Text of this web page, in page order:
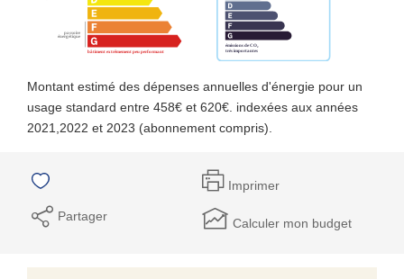
Montant estimé des dépenses annuelles d'énergie pour un
usage standard entre 458€ et 620€. indexées aux années
2021,2022 et 2023 (abonnement compris).
Imprimer
Partager Calculer mon budget